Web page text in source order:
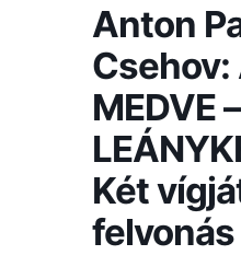
Anton
Csehov:
MEDVE –
Két
felvonás